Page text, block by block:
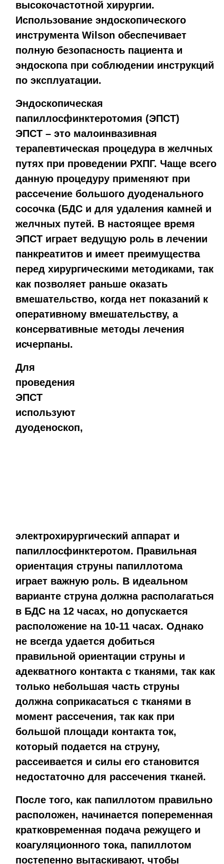
высокочастотной хирургии.
Использование эндоскопического
инструмента Wilson обеспечивает
полную безопасность пациента и
эндоскопа при соблюдении инструкций
по эксплуатации.
Эндоскопическая
папиллосфинктеротомия (ЭПСТ)
ЭПСТ – это малоинвазивная
терапевтическая процедура в желчных
путях при проведении РХПГ. Чаще всего
данную процедуру применяют при
рассечение большого дуоденального
сосочка (БДС и для удаления камней и
желчных путей. В настоящее время
ЭПСТ играет ведущую роль в лечении
панкреатитов и имеет преимущества
перед хирургическими методиками, так
как позволяет раньше оказать
вмешательство, когда нет показаний к
оперативному вмешательству, а
консервативные методы лечения
исчерпаны.
Для
проведения
ЭПСТ
используют
дуоденоскоп,
электрохирургический аппарат и
папиллосфинктеротом. Правильная
ориентация струны папиллотома
играет важную роль. В идеальном
варианте струна должна располагаться
в БДС на 12 часах, но допускается
расположение на 10-11 часах. Однако
не всегда удается добиться
правильной ориентации струны и
адекватного контакта с тканями, так как
только небольшая часть струны
должна соприкасаться с тканями в
момент рассечения, так как при
большой площади контакта ток,
который подается на струну,
рассеивается и силы его становится
недостаточно для рассечения тканей.
После того, как папиллотом правильно
расположен, начинается попеременная
кратковременная подача режущего и
коагуляционного тока, папиллотом
постепенно вытаскивают, чтобы